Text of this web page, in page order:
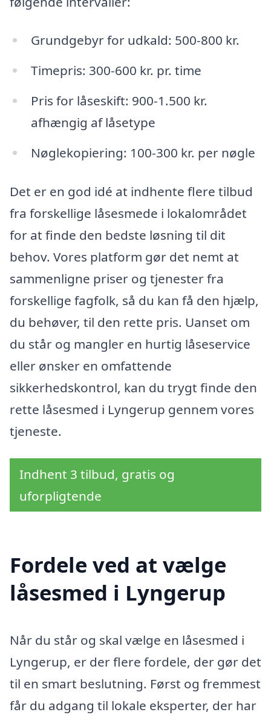
Grundgebyr for udkald: 500-800 kr.
Timepris: 300-600 kr. pr. time
Pris for låseskift: 900-1.500 kr.
afhængig af låsetype
Nøglekopiering: 100-300 kr. per nøgle
Det er en god idé at indhente flere tilbud
fra forskellige låsesmede i lokalområdet
for at finde den bedste løsning til dit
behov. Vores platform gør det nemt at
sammenligne priser og tjenester fra
forskellige fagfolk, så du kan få den hjælp,
du behøver, til den rette pris. Uanset om
du står og mangler en hurtig låseservice
eller ønsker en omfattende
sikkerhedskontrol, kan du trygt finde den
rette låsesmed i Lyngerup gennem vores
tjeneste.
Indhent 3 tilbud, gratis og
uforpligtende
Fordele ved at vælge
låsesmed i Lyngerup
Når du står og skal vælge en låsesmed i
Lyngerup, er der flere fordele, der gør det
til en smart beslutning. Først og fremmest
får du adgang til lokale eksperter, der har